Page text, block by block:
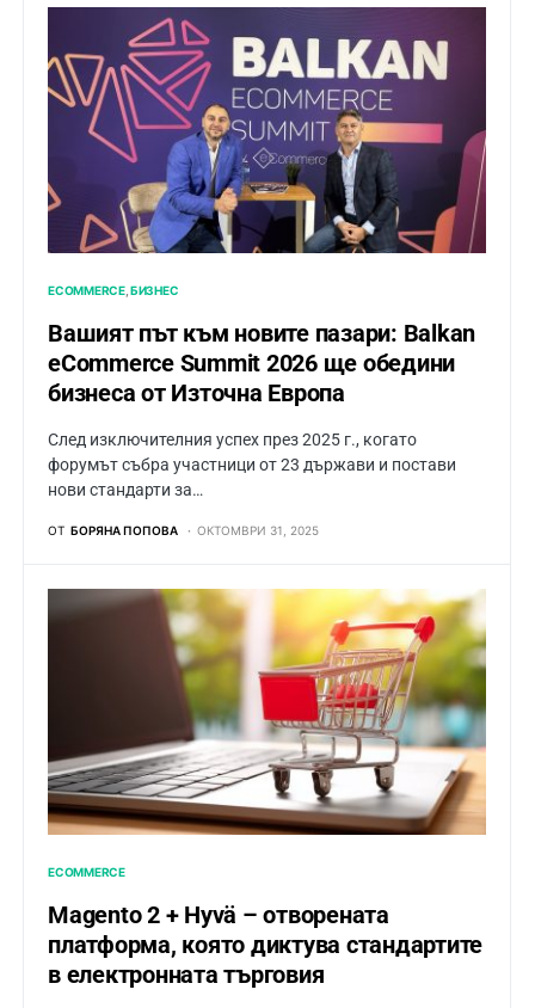
ECOMMERCE БИЗНЕС
Вашият път към новите пазари: Balkan
eCommerce Summit 2026 ще обедини
бизнеса от Източна Европа
След изключителния успех през 2025 г., когато
форумът събра участници от 23 държави и постави
нови стандарти за…
ОТ БОРЯНА ПОПОВА ОКТОМВРИ 31, 2025
ECOMMERCE
Magento 2 + Hyvä – отворената
платформа, която диктува стандартите
в електронната търговия